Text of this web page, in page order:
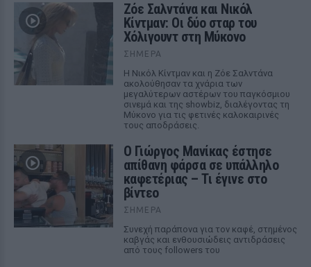
Ζόε Σαλντάνα και Νικόλ
Κίντμαν: Οι δύο σταρ του
Χόλιγουντ στη Μύκονο
ΣΉΜΕΡΑ
Η Νικόλ Κίντμαν και η Ζόε Σαλντάνα
ακολούθησαν τα χνάρια των
μεγαλύτερων αστέρων του παγκόσμιου
σινεμά και της showbiz, διαλέγοντας τη
Μύκονο για τις φετινές καλοκαιρινές
τους αποδράσεις.
Ο Γιώργος Μανίκας έστησε
απίθανη φάρσα σε υπάλληλο
καφετέριας – Τι έγινε στο
βίντεο
ΣΉΜΕΡΑ
Συνεχή παράπονα για τον καφέ, στημένος
καβγάς και ενθουσιώδεις αντιδράσεις
από τους followers του